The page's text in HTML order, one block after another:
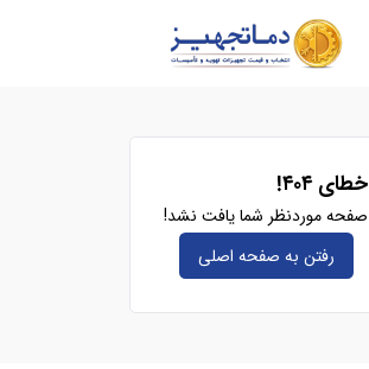
خطای ۴۰۴!
صفحه موردنظر شما یافت نشد!
رفتن به صفحه‌ اصلی